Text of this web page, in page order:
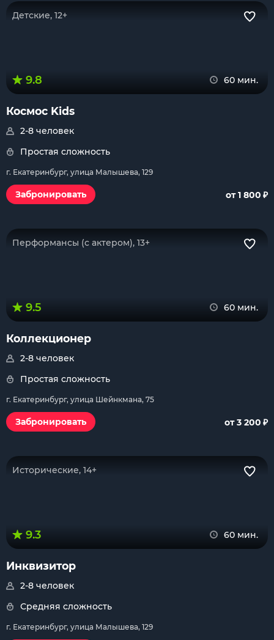
Детские, 12+
9.8 60 мин.
Космос Kids
2-8 человек
Простая сложность
г. Екатеринбург, улица Малышева, 129
Забронировать от 1 800 ₽
Перформансы (с актером), 13+
9.5 60 мин.
Коллекционер
2-8 человек
Простая сложность
г. Екатеринбург, улица Шейнкмана, 75
Забронировать от 3 200 ₽
Исторические, 14+
9.3 60 мин.
Инквизитор
2-8 человек
Средняя сложность
г. Екатеринбург, улица Малышева, 129